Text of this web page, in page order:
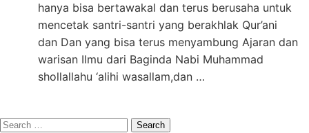
hanya bisa bertawakal dan terus berusaha untuk
mencetak santri-santri yang berakhlak Qur’ani
dan Dan yang bisa terus menyambung Ajaran dan
warisan Ilmu dari Baginda Nabi Muhammad
shollallahu ‘alihi wasallam,dan …
Search